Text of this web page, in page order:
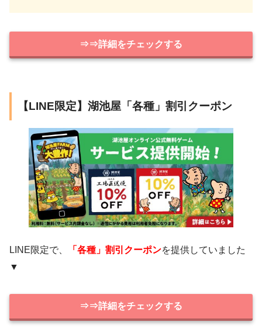
⇒⇒詳細をチェックする
【LINE限定】湖池屋「各種」割引クーポン
LINE限定で、 「各種」割引クーポンを提供していました
▼
⇒⇒詳細をチェックする